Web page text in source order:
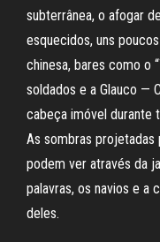
subterrânea, o afogar
esquecidos, uns
chinesa, bares como o
soldados e a Glauco —
cabeça imóvel durante
As sombras projetadas
podem ver através da
palavras, os navios e a
deles.